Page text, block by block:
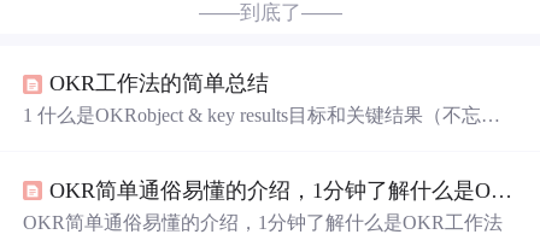
——到底了——
OKR工作法的简单总结
1 什么是OKRobject & key results目标和关键结果（不忘本
错、困惑、决断和成长的过程，带领我们不断熟悉OKR、
提升企业以及团队管理能力 3 企业面临的两个基本问题：
OKR简单通俗易懂的介绍，1分钟了解什么是OKR工作法
OKR简单通俗易懂的介绍，1分钟了解什么是OKR工作法